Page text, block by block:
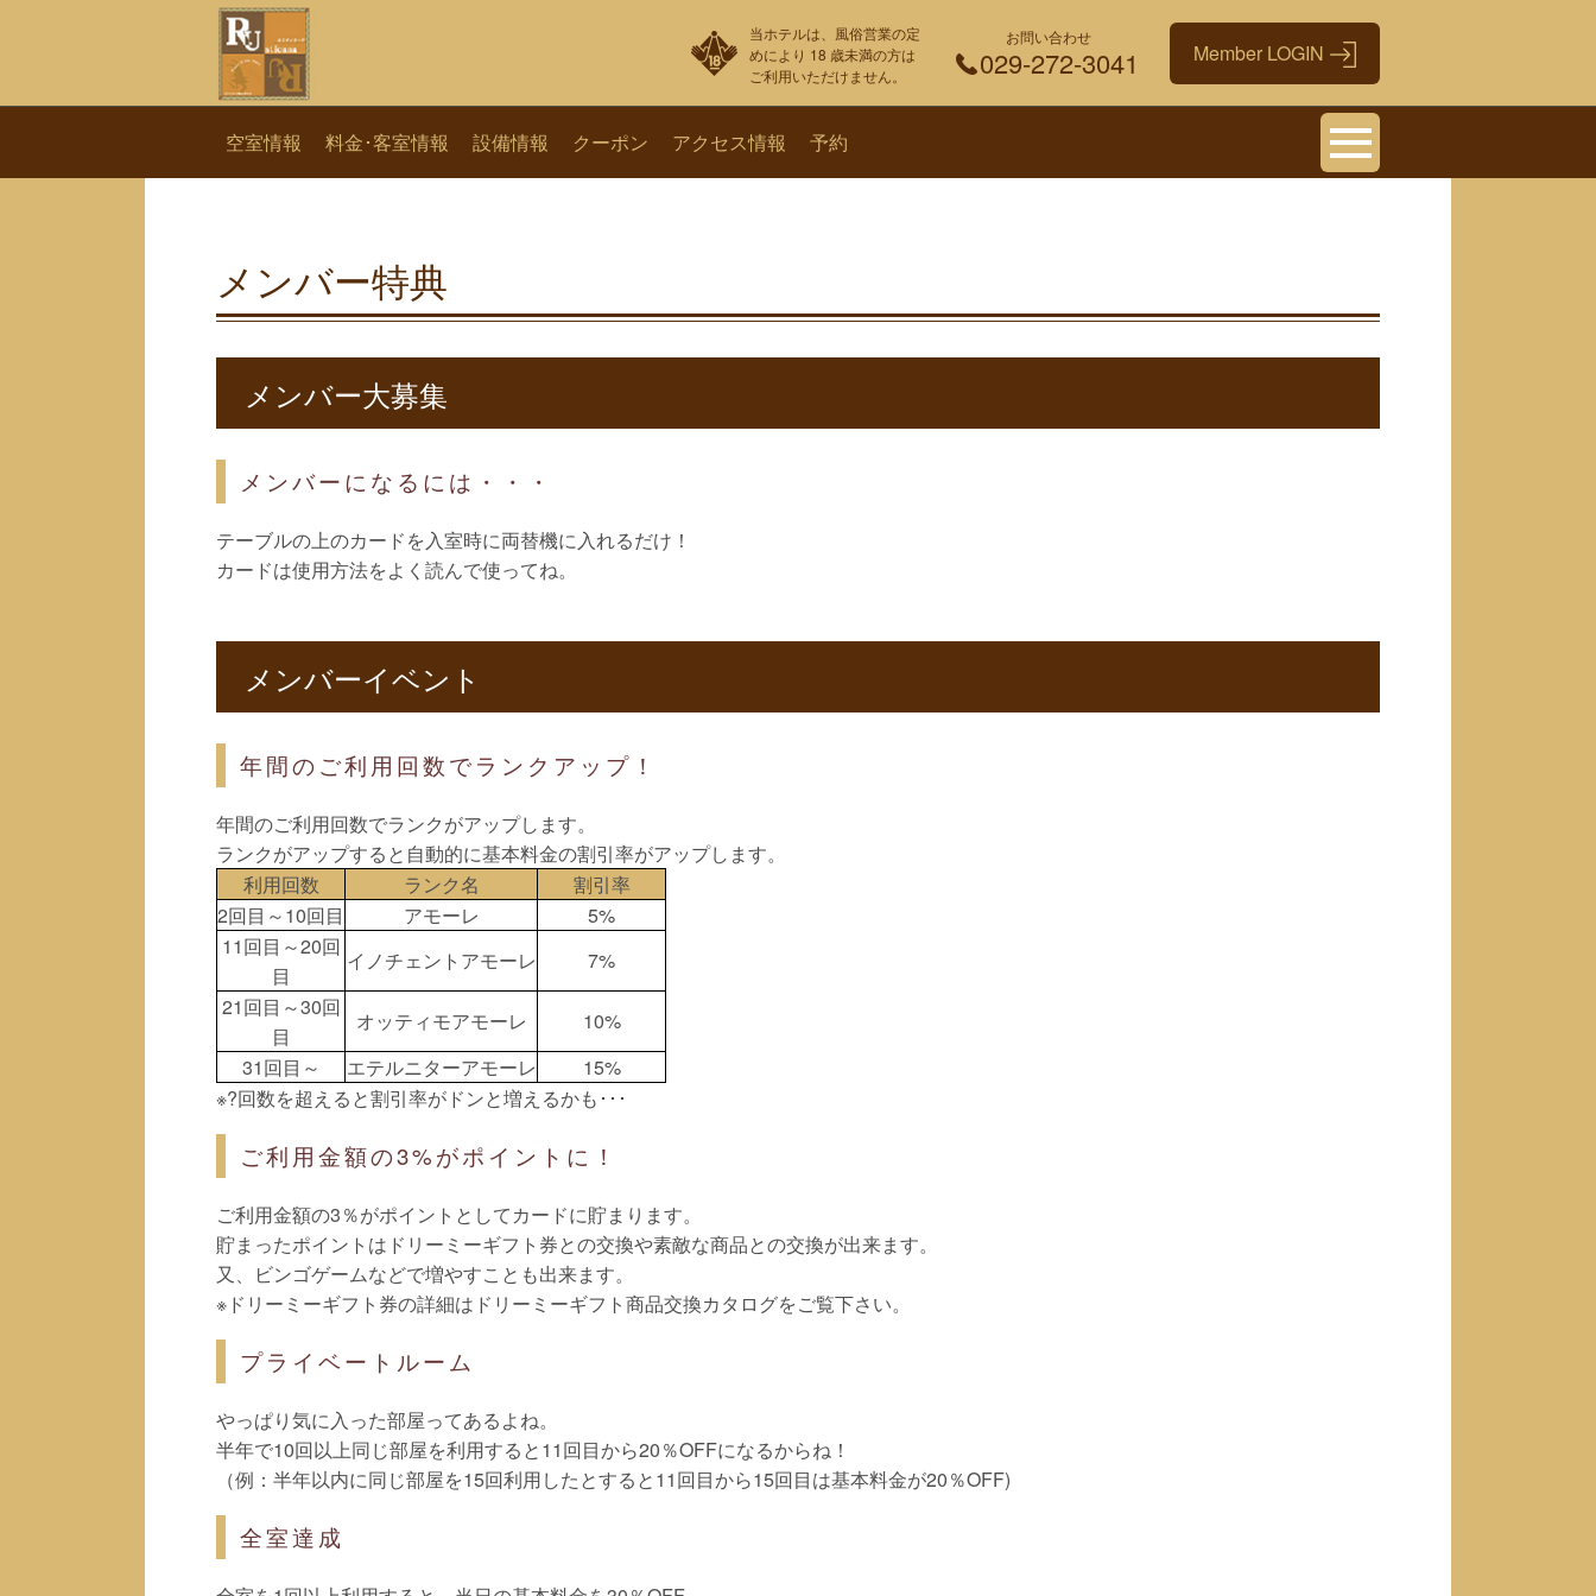
当ホテルは、風俗営業の定
めにより 18 歳未満の方は
ご利用いただけません。
お問い合わせ
029-272-3041
空室情報 料金･客室情報 設備情報 クーポン アクセス情報 予約
メンバー特典
メンバー大募集
メンバーになるには・・・
テーブルの上のカードを入室時に両替機に入れるだけ！
カードは使用方法をよく読んで使ってね。
メンバーイベント
年間のご利用回数でランクアップ！
年間のご利用回数でランクがアップします。
ランクがアップすると自動的に基本料金の割引率がアップします。
利用回数
ランク名
割引率
2回目～10回目
アモーレ
5%
11回目～20回
目
イノチェントアモーレ
7%
21回目～30回
目
オッティモアモーレ
10%
31回目～
エテルニターアモーレ
15%
※?回数を超えると割引率がドンと増えるかも･･･
ご利用金額の3%がポイントに！
ご利用金額の3％がポイントとしてカードに貯まります。
貯まったポイントはドリーミーギフト券との交換や素敵な商品との交換が出来ます。
又、ビンゴゲームなどで増やすことも出来ます。
※ドリーミーギフト券の詳細はドリーミーギフト商品交換カタログをご覧下さい。
プライベートルーム
やっぱり気に入った部屋ってあるよね。
半年で10回以上同じ部屋を利用すると11回目から20％OFFになるからね！
（例：半年以内に同じ部屋を15回利用したとすると11回目から15回目は基本料金が20％OFF)
全室達成